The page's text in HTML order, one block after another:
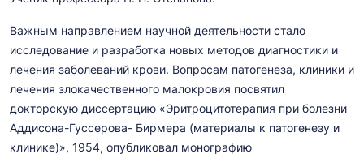
Важным направлением научной деятельности стало
исследование и разработка новых методов диагностики и
лечения заболеваний крови. Вопросам патогенеза, клиники и
лечения злокачественного малокровия посвятил
докторскую диссертацию «Эритроцитотерапия при болезни
Аддисона-Гуссерова- Бирмера (материалы к патогенезу и
клинике)», 1954, опубликовал монографию